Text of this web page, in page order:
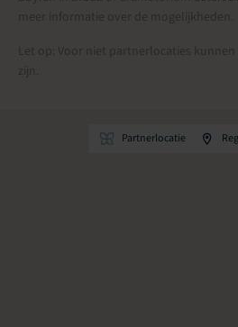
Partnerlocatie